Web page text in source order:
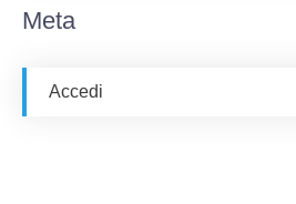
Meta
Accedi